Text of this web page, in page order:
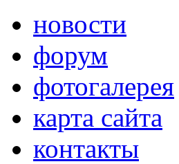
новости
форум
фотогалерея
карта сайта
контакты